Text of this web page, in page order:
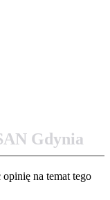
Gdynia
na temat tego